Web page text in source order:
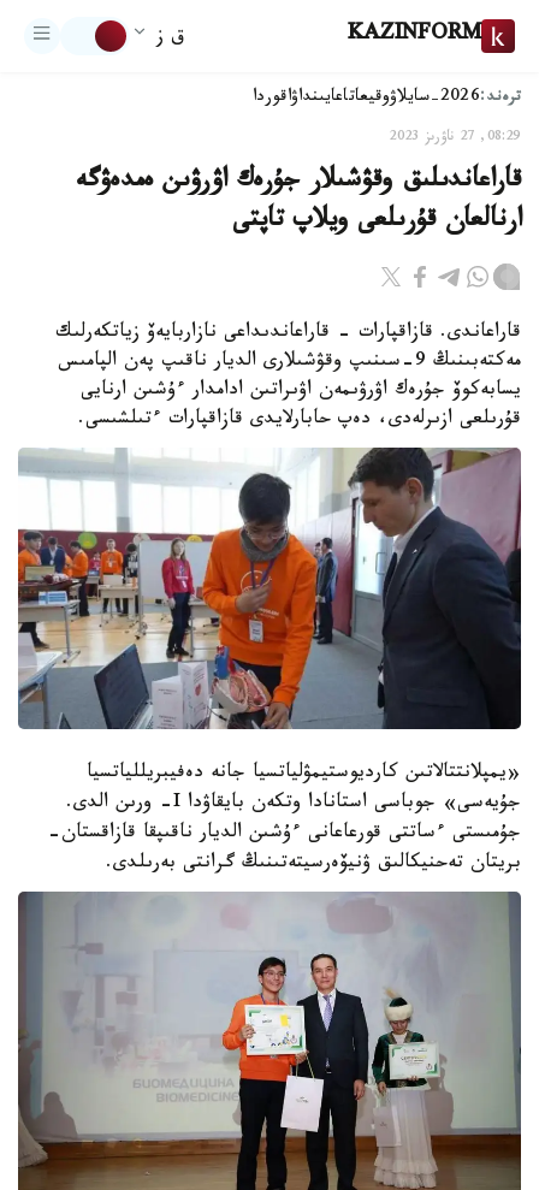
KAZINFORM ق ز
ترەند:2026-سايلاۋ وقيعاتاعايىنداۋاقوردا
08:29, 27 ناۋرىز 2023
قاراعاندىلىق وقۋشىلار جۇرەك اۋرۋىن ەمدەۋگە
ارنالعان قۇرىلعى ويلاپ تاپتى
قاراعاندى. قازاقپارات - قاراعاندىداعى نازاربايەۆ زياتكەرلىك
مەكتەبىنىڭ 9-سىنىپ وقۋشىلارى الديار ناقىپ پەن الپامىس
يسابەكوۆ جۇرەك اۋرۋىمەن اۋىراتىن ادامدار ءۇشىن ارنايى
قۇرىلعى ازىرلەدى، دەپ حابارلايدى قازاقپارات ءتىلشىسى.
«يمپلانتتالاتىن كارديوستيمۋلياتسيا جانە دەفيبريللياتسيا
جۇيەسى» جوباسى استانادا وتكەن بايقاۋدا I- ورىن الدى.
جۇمىستى ءساتتى قورعاعانى ءۇشىن الديار ناقىپقا قازاقستان-
بريتان تەحنيكالىق ۋنيۆەرسيتەتىنىڭ گرانتى بەرىلدى.